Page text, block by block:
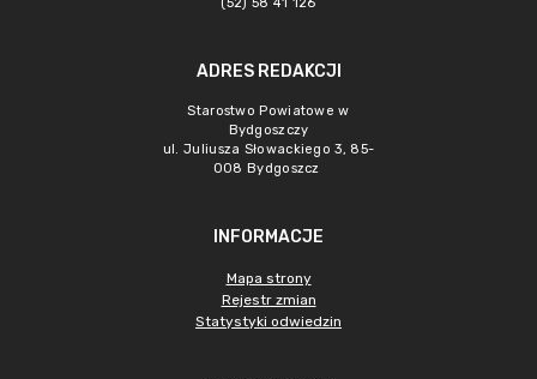
ADRES REDAKCJI
Starostwo Powiatowe w
Bydgoszczy
ul. Juliusza Słowackiego 3, 85-
008 Bydgoszcz
INFORMACJE
Mapa strony
Rejestr zmian
Statystyki odwiedzin